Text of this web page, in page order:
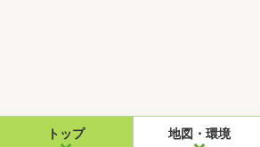
トップ 地図・環境